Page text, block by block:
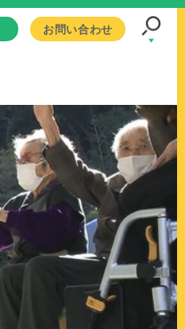
お問い合わせ